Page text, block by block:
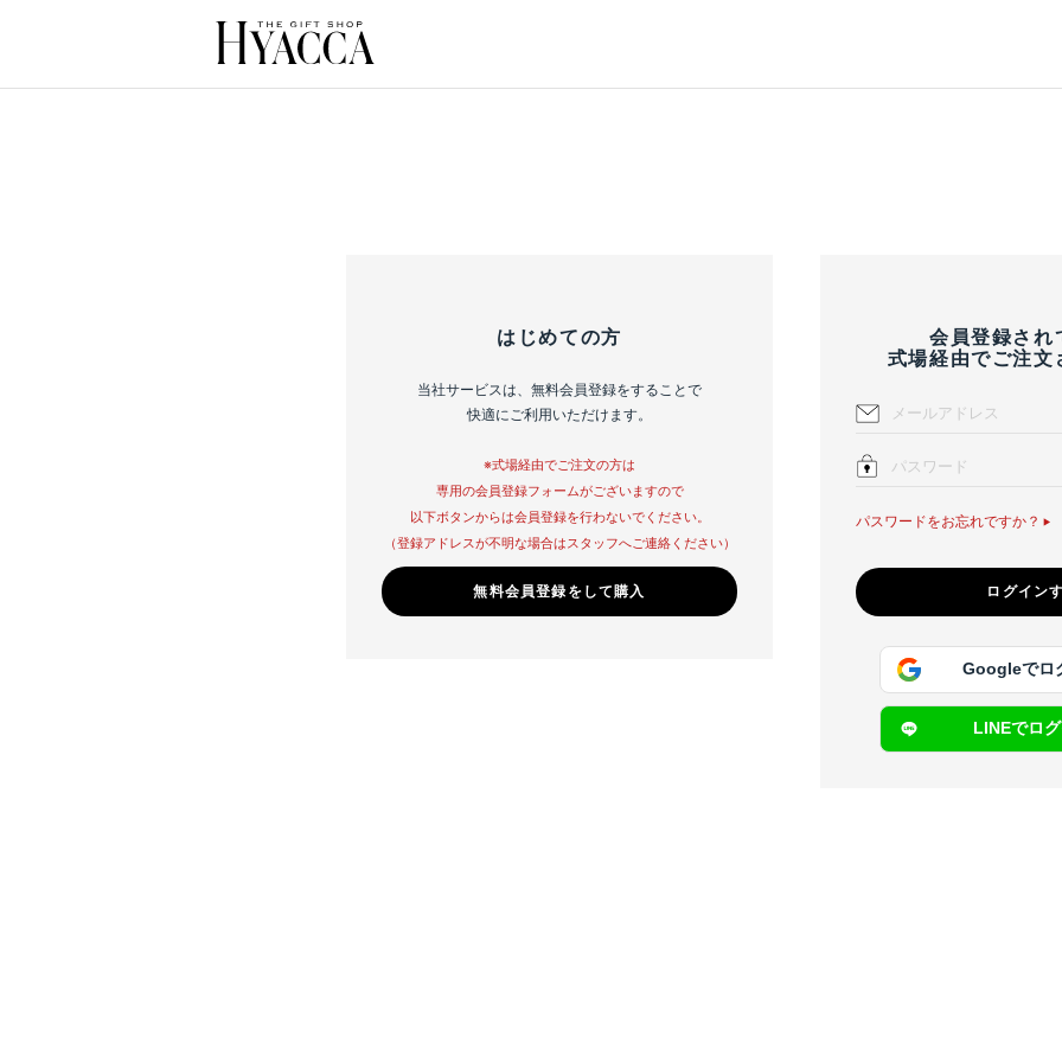
はじめての方
当社サービスは、無料会員登録をすることで
快適にご利用いただけます。
※式場経由でご注文の方は
専用の会員登録フォームがございますので
以下ボタンからは会員登録を行わないでください。
（登録アドレスが不明な場合はスタッフへご連絡ください）
無料会員登録をして購入
会員登録され
式場経由でご注文
パスワードをお忘れですか？
Googleでロ
LINEでロ